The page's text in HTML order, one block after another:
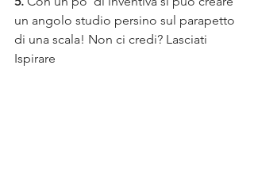
un angolo studio persino sul parapetto
di una scala! Non ci credi? Lasciati
Ispirare